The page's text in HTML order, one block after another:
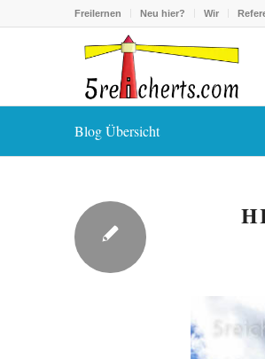
Freilernen Neu hier? Wir
Blog Übersicht